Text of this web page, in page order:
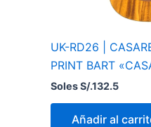
UK-RD26 |
PRINT BART
Soles S/.132.5
Añadir al